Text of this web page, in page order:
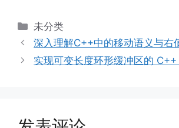
分
类
未分类
深入理解C++中的移动语义与右
实现可变长度环形缓冲区的